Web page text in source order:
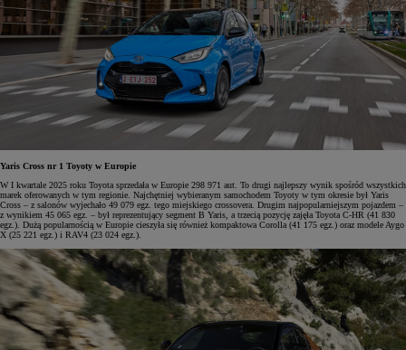
Yaris Cross nr 1 Toyoty w Europie
W I kwartale 2025 roku Toyota sprzedała w Europie 298 971 aut. To drugi najlepszy wynik spośród wszystkich
marek oferowanych w tym regionie. Najchętniej wybieranym samochodem Toyoty w tym okresie był Yaris
Cross – z salonów wyjechało 49 079 egz. tego miejskiego crossovera. Drugim najpopularniejszym pojazdem –
z wynikiem 45 065 egz. – był reprezentujący segment B Yaris, a trzecią pozycję zajęła Toyota C-HR (41 830
egz.). Dużą popularnością w Europie cieszyła się również kompaktowa Corolla (41 175 egz.) oraz modele Aygo
X (25 221 egz.) i RAV4 (23 024 egz.).